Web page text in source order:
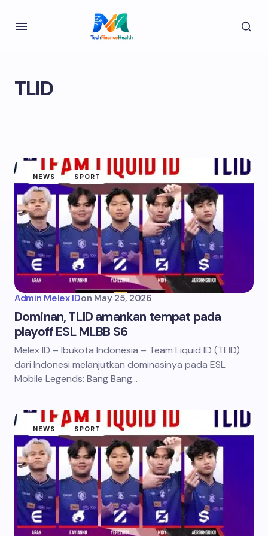
TLID
NEWS SPORT
Admin Melex IDon May 25, 2026
Dominan, TLID amankan tempat pada
playoff ESL MLBB S6
Melex ID – Ibukota Indonesia – Team Liquid ID (TLID)
dari Indonesi melanjutkan dominasinya pada ESL
Mobile Legends: Bang Bang…
NEWS SPORT